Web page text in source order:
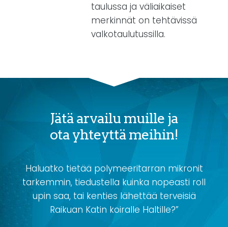
taulussa ja väliaikaiset
merkinnät on tehtävissä
valkotaulutussilla.
Jätä arvailu muille ja
ota yhteyttä meihin!
Haluatko tietää polymeeritarran mikronit
tarkemmin, tiedustella kuinka nopeasti roll
upin saa, tai kenties lähettää terveisiä
Raikuan Katin koiralle Haltille?”